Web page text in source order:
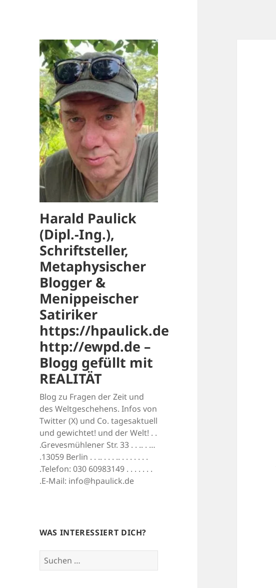
Harald Paulick
(Dipl.-Ing.),
Schriftsteller,
Metaphysischer
Blogger &
Menippeischer
Satiriker
https://hpaulick.de
http://ewpd.de –
Blogg gefüllt mit
REALITÄT
Blog zu Fragen der Zeit und
des Weltgeschehens. Infos von
Twitter (X) und Co. tagesaktuell
und gewichtet! und der Welt! . .
.Grevesmühlener Str. 33 . . .. . …
.13059 Berlin . . .. . . . .. . . . . . . .
.Telefon: 030 60983149 . . . . . . .
.E-Mail: info@hpaulick.de
WAS INTERESSIERT DICH?
Suchen
nach: